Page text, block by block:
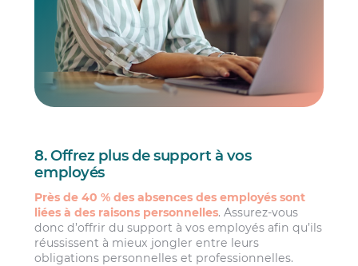
8. Offrez plus de support à vos
employés
Près de 40 % des absences des employés sont
liées à des raisons personnelles. Assurez-vous
donc d’offrir du support à vos employés afin qu’ils
réussissent à mieux jongler entre leurs
obligations personnelles et professionnelles.